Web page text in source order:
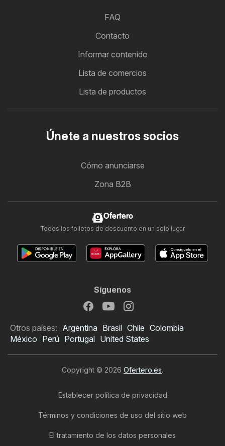
FAQ
Contacto
Informar contenido
Lista de comercios
Lista de productos
Únete a nuestros socios
Cómo anunciarse
Zona B2B
Ofertero
Todos los folletos de descuento en un solo lugar
Síguenos
Otros países: Argentina Brasil Chile Colombia
México Perú Portugal United States
Copyright © 2026 Ofertero.es.
Establecer política de privacidad
Términos y condiciones de uso del sitio web
El tratamiento de los datos personales